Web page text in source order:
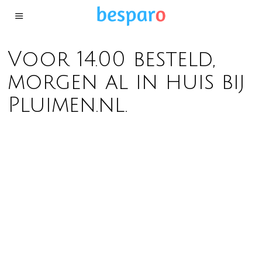
Voor 14.00 besteld,
morgen al in huis bij
Pluimen.nl.